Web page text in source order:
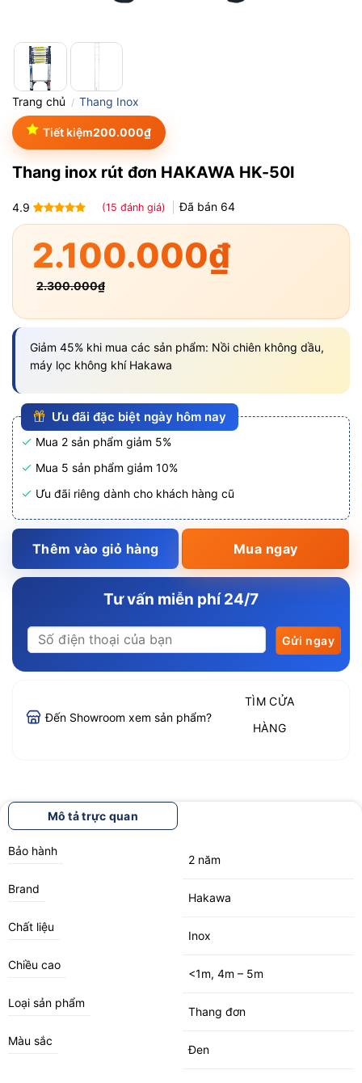
Trang chủ / Thang Inox
Tiết kiệm200.000₫
Thang inox rút đơn HAKAWA HK-50I
4.9
4.9trên 5
dựa trên
15
đánh giá
(15 đánh giá) Đã bán 64
2.100.000₫
2.300.000₫
Giảm 45% khi mua các sản phẩm: Nồi chiên không dầu,
máy lọc không khí Hakawa
Ưu đãi đặc biệt ngày hôm nay
Mua 2 sản phẩm giảm 5%
Mua 5 sản phẩm giảm 10%
Ưu đãi riêng dành cho khách hàng cũ
Thêm vào giỏ hàng Mua ngay
Tư vấn miễn phí 24/7
Đến Showroom xem sản phẩm?
TÌM CỬA
HÀNG
Mô tả trực quan
Bảo hành
2 năm
Brand
Hakawa
Chất liệu
Inox
Chiều cao
<1m, 4m – 5m
Loại sản phẩm
Thang đơn
Màu sắc
Đen